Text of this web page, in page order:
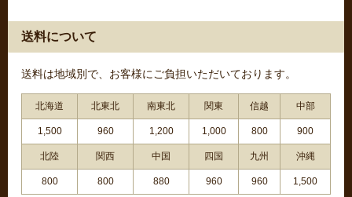
送料について
送料は地域別で、お客様にご負担いただいております。
北海道 北東北 南東北 関東 信越 中部
1,500 960 1,200 1,000 800 900
北陸 関西 中国 四国 九州 沖縄
800 800 880 960 960 1,500